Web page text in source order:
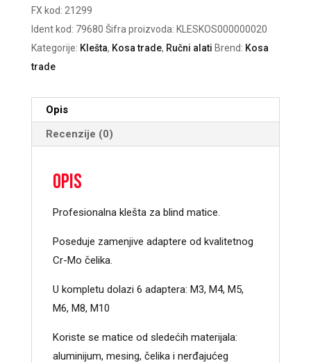
FX kod: 21299
Ident kod: 79680 Šifra proizvoda: KLESKOS000000020
Kategorije: Klešta, Kosa trade, Ručni alati Brend: Kosa
trade
Opis
Recenzije (0)
Opis
Profesionalna klešta za blind matice.
Poseduje zamenjive adaptere od kvalitetnog
Cr-Mo čelika.
U kompletu dolazi 6 adaptera: M3, M4, M5,
M6, M8, M10
Koriste se matice od sledećih materijala:
aluminijum, mesing, čelika i nerđajućeg